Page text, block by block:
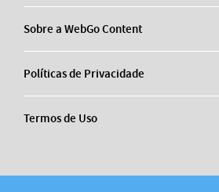
Sobre a WebGo Content
Políticas de Privacidade
Termos de Uso